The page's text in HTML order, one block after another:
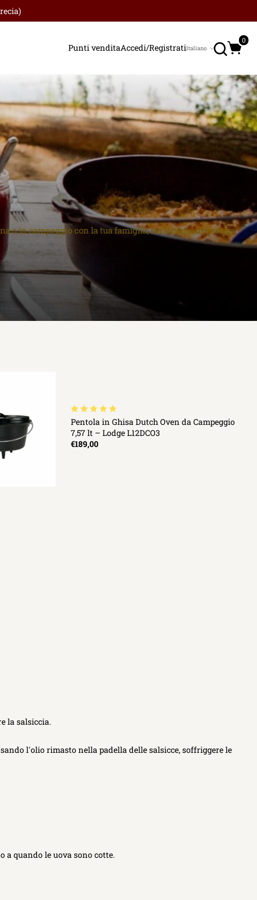
Punti venditaAccedi/Registrati
Lingua
Italiano
0
o in campeggio con la tua famiglia, sarai pieno di energia
Pentola in Ghisa Dutch Oven da Campeggio
7,57 lt – Lodge L12DCO3
€189,00
la salsiccia.
l'olio rimasto nella padella delle salsicce, soffriggere le
a quando le uova sono cotte.